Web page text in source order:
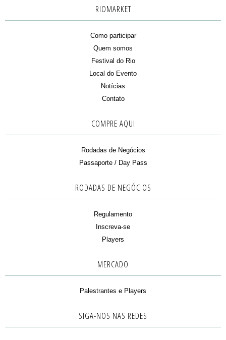
RIOMARKET
Como participar
Quem somos
Festival do Rio
Local do Evento
Notícias
Contato
COMPRE AQUI
Rodadas de Negócios
Passaporte / Day Pass
RODADAS DE NEGÓCIOS
Regulamento
Inscreva-se
Players
MERCADO
Palestrantes e Players
SIGA-NOS NAS REDES